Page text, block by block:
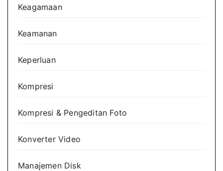
Keagamaan
Keamanan
Keperluan
Kompresi
Kompresi & Pengeditan Foto
Konverter Video
Manajemen Disk